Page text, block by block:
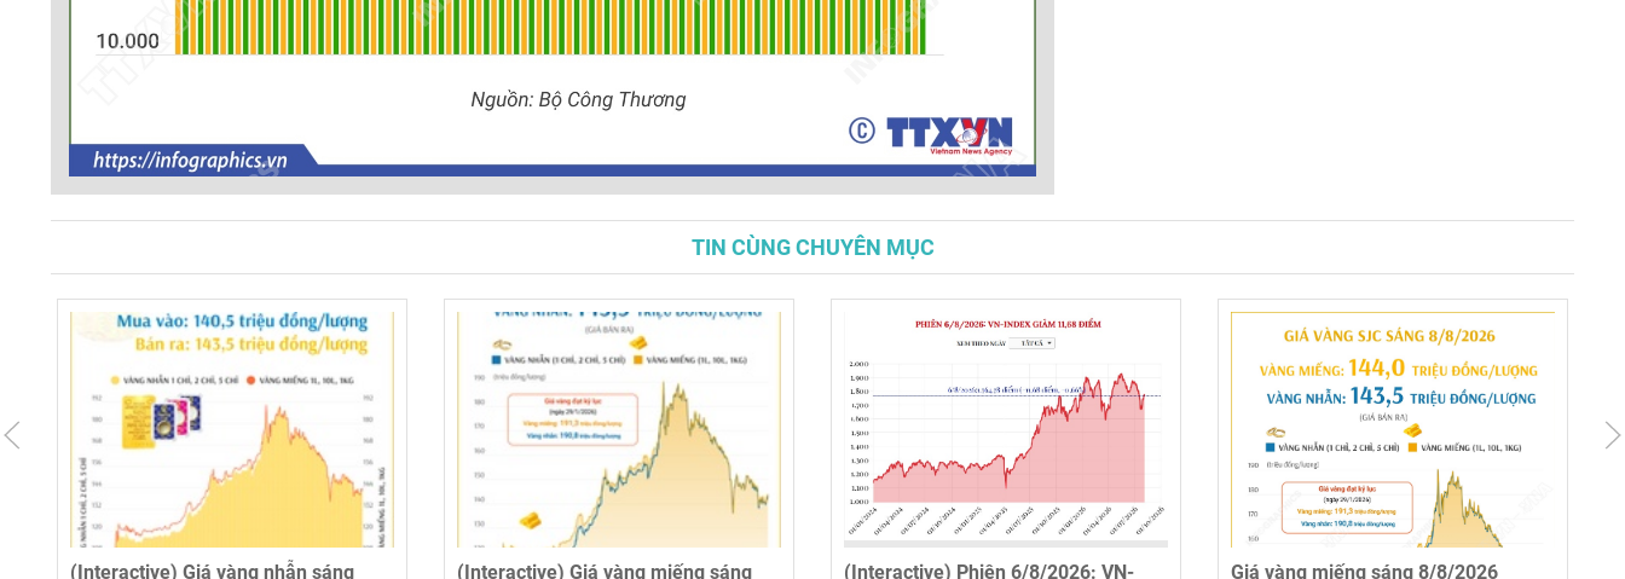
TIN CÙNG CHUYÊN MỤC
Giá vàng miếng sáng 8/8/2026
(Interactive) Giá vàng nhẫn sáng (Interactive) Giá vàng miếng sáng (Interactive) Phiên 6/8/2026: VN-